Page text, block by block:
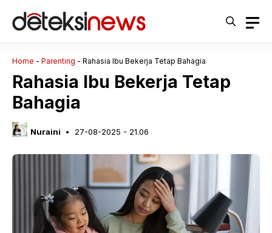
Home - Parenting - Rahasia Ibu Bekerja Tetap Bahagia
Rahasia Ibu Bekerja Tetap
Bahagia
Nuraini 27-08-2025 - 21.06